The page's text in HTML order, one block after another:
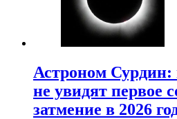
Астроном
не увидят первое
затмение в 2026